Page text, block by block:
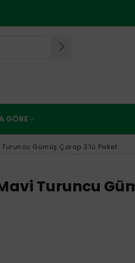
GÖRE
Gümüş Çorap 3'lü Paket
Turuncu